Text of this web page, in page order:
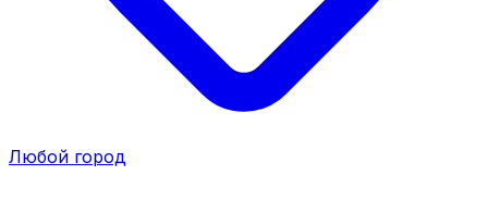
Любой город